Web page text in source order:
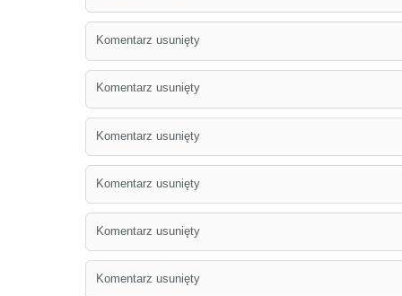
Komentarz usunięty
Komentarz usunięty
Komentarz usunięty
Komentarz usunięty
Komentarz usunięty
Komentarz usunięty